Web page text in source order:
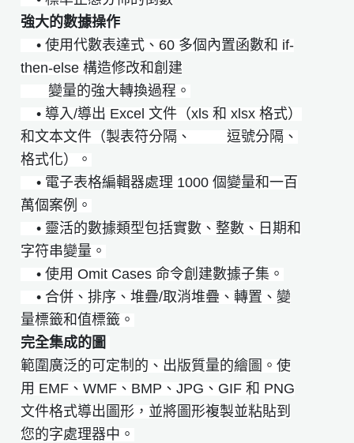
強大的數據操作
• 使用代數表達式、60 多個內置函數和 if-
then-else 構造修改和創建
​​ 變量的強大轉換過程。
• 導入/導出 Excel 文件（xls 和 xlsx 格式）
和文本文件（製表符分隔、 逗號分隔、
格式化）。
• 電子表格編輯器處理 1000 個變量和一百
萬個案例。
• 靈活的數據類型包括實數、整數、日期和
字符串變量。
• 使用 Omit Cases 命令創建數據子集。
• 合併、排序、堆疊/取消堆疊、轉置、變
量標籤和值標籤。
完全集成的圖
範圍廣泛的可定制的、出版質量的繪圖。使
用 EMF、WMF、BMP、JPG、GIF 和 PNG
文件格式導出圖形，並將圖形複製並粘貼到
您的字處理器中。